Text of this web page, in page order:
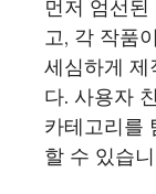
먼저 엄선
고, 각 작품
세심하게 제
다. 사용자
카테고리를
할 수 있습